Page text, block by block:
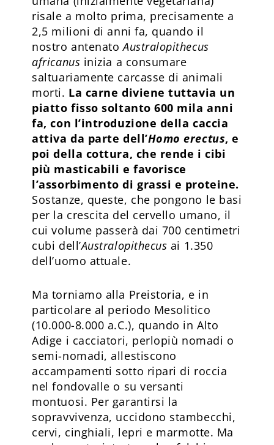
risale a molto prima, precisamente a
2,5 milioni di anni fa, quando il
nostro antenatoAustralopithecus
africanus inizia a consumare
saltuariamente carcasse di animali
morti. La carne diviene tuttavia un
piatto fisso soltanto 600 mila anni
fa, con l’introduzione della caccia
attiva da parte dell’Homo erectus, e
poi della cottura, che rende i cibi
più masticabili e favorisce
l’assorbimento di grassi e proteine.
Sostanze, queste, che pongono le basi
per la crescita del cervello umano, il
cui volume passerà dai 700 centimetri
cubi dell’Australopithecus ai 1.350
dell’uomo attuale.
Ma torniamo alla Preistoria, e in
particolare al periodo Mesolitico
(10.000-8.000 a.C.), quando in Alto
Adige i cacciatori, perlopiù nomadi o
semi-nomadi, allestiscono
accampamenti sotto ripari di roccia
nel fondovalle o su versanti
montuosi. Per garantirsi la
sopravvivenza, uccidono stambecchi,
cervi, cinghiali, lepri e marmotte. Ma